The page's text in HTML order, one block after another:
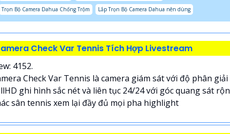
Trọn Bộ Camera Dahua Chống Trộm
Lắp Trọn Bộ Camera Dahua nên dùng
Check Var Tennis Tích Hợp Livestream
4152.
Check Var Tennis là camera giám sát với độ phân giải
ghi hình sắc nét và liên tục 24/24 với góc quang sát
sân tennis xem lại đầy đủ mọi pha highlight